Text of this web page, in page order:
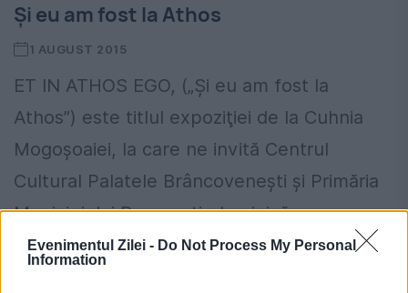
Evenimentul Zilei - Do Not Process My Personal
Information
Şi eu am fost la Athos
1 AUGUST 2015
ET IN ATHOS EGO, („Şi eu am fost la
Athos”) este titlul expoziţiei de la Cuhnia
Mogoşoaiei, la care ne invită Centrul
Cultural Palatele Brâncoveneşti şi Primăria
Municipiului Bucureşti, duminică...